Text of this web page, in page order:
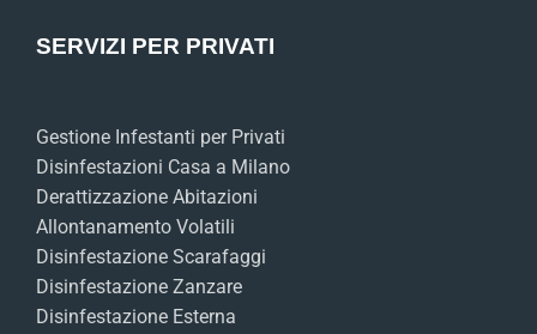
SERVIZI PER PRIVATI
Gestione Infestanti per Privati
Disinfestazioni Casa a Milano
Derattizzazione Abitazioni
Allontanamento Volatili
Disinfestazione Scarafaggi
Disinfestazione Zanzare
Disinfestazione Esterna